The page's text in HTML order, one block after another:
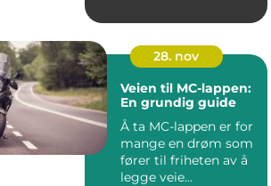
28. nov
Veien til MC-lappen:
En grundig guide
Å ta MC-lappen er for
mange en drøm som
fører til friheten av å
legge veie...